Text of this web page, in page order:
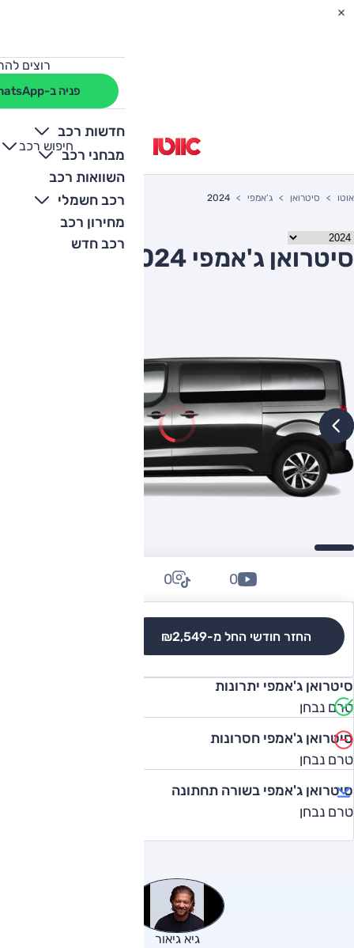
רוצים
פניה ב-WhatsApp
חדשות רכב
מבחני רכב
השוואות רכב
רכב חשמלי
מחירון רכב
רכב חדש
חיפוש רכב
+
-
אוטו סיטרואן ג'אמפי 2024
סיטרואן ג'אמפי 2024 יד שניה
החזר חודשי החל מ-₪2,549
0
0
סיטרואן ג'אמפי יתרונות
טרם נבחן
סיטרואן ג'אמפי חסרונות
טרם נבחן
סיטרואן ג'אמפי בשורה תחתונה
טרם נבחן
גיא גיאור